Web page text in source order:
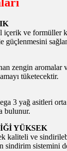
içerik ve formüller
güçlenmesini
zengin aromalar
tüketecektir.
3 yağ asitleri
bulunur.
YÜKSEK
kaliteli ve
sindirim sistemini